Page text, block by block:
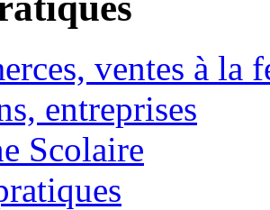
ventes à la
entreprises
Scolaire